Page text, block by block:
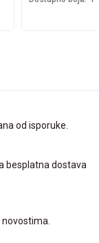
od isporuke.
besplatna dostava